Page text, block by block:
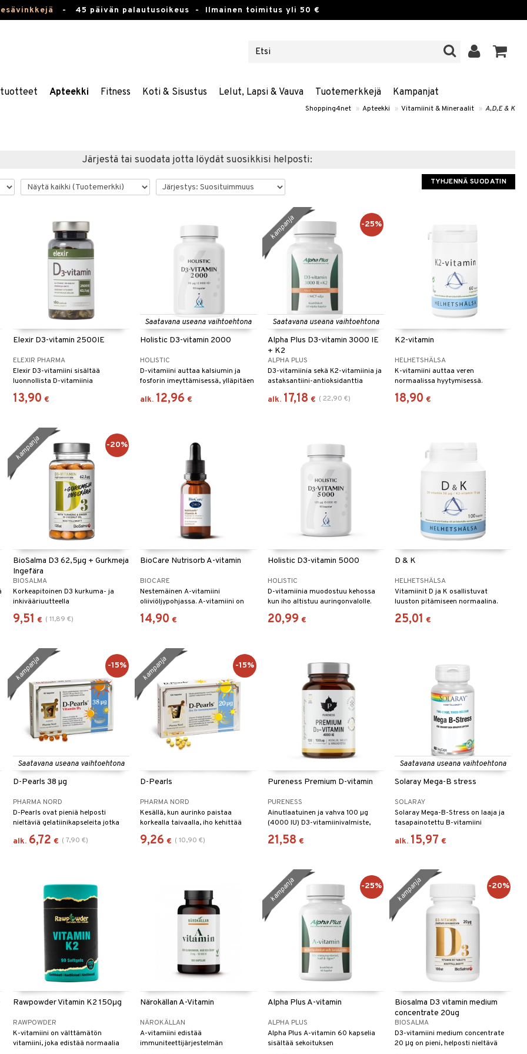
- 45 päivän palautusoikeus - Ilmainen toimitus yli 50 €
Apteekki Fitness Koti & Sisustus Lelut, Lapsi & Vauva Tuotemerkkejä Kampanjat
Shopping4net » Apteekki » Vitamiinit & Mineraalit » A,D,E & K
Järjestä tai suodata jotta löydät suosikkisi helposti:
TYHJENNÄ SUODATIN
Elexir D3-vitamin 2500IE
ELEXIR PHARMA
Elexir D3-vitamiini sisältää
luonnollista D-vitamiinia
kookosöljypohjassa paremman
imeytymisen takaamiseksi.
13,90 €
Saatavana useana vaihtoehtona
Holistic D3-vitamin 2000
HOLISTIC
D-vitamiini auttaa kalsiumin ja
fosforin imeyttämisessä, ylläpitäen
normaalin luuston.
alk. 12,96 €
Saatavana useana vaihtoehtona
Alpha Plus D3-vitamin 3000 IE
+ K2
ALPHA PLUS
D3-vitamiinia sekä K2-vitamiinia ja
astaksantiini-antioksidanttia
kookosöljyssä.
alk. 17,18 € ( 22,90 €)
kampanja -25%
K2-vitamin
HELHETSHÄLSA
K-vitamiini auttaa veren
normaalissa hyytymisessä.
18,90 €
BioSalma D3 62,5µg + Gurkmeja
Ingefära
BIOSALMA
Korkeapitoinen D3 kurkuma- ja
inkivääriuutteella
9,51 € ( 11,89 €)
kampanja -20%
BioCare Nutrisorb A-vitamin
BIOCARE
Nestemäinen A-vitamiini
oliiviöljypohjassa. A-vitamiini on
rasvaliukoinen vitamiini, joka tukee
immuunijärjestelmää, tervettä ihoa
14,90 €
Holistic D3-vitamin 5000
HOLISTIC
D-vitamiinia muodostuu kehossa
kun iho altistuu auringonvalolle.
Talvikuukausina emme pysty
muodostamaan D-vitamiinia
20,99 €
D & K
HELHETSHÄLSA
Vitamiinit D ja K osallistuvat
luuston pitämiseen normaalina.
Sisältää 50 mcg D3-vitamiinia ja
75mcg K2-vitamiinia.
25,01 €
Saatavana useana vaihtoehtona
D-Pearls 38 µg
PHARMA NORD
D-Pearls ovat pieniä helposti
nieltäviä gelatiinikapseleita jotka
sisältävät 38 mikrogrammaa
luonnollista D3-vitamiinia
alk. 6,72 € ( 7,90 €)
kampanja -15%
D-Pearls
PHARMA NORD
Kesällä, kun aurinko paistaa
korkealla taivaalla, iho kehittää
runsaasti D-vitamiinia. Syksyllä,
talvella ja aikaisin keväällä on valon
vitamiinistatus sinulla on.
9,26 € ( 10,90 €)
kampanja -15%
Pureness Premium D-vitamin
PURENESS
Ainutlaatuinen ja vahva 100 µg
(4000 IU) D3-vitamiinivalmiste,
joka sisältää luonnollista A-
vitamiinia.
21,58 €
Saatavana useana vaihtoehtona
Solaray Mega-B stress
SOLARAY
Solaray Mega-B-Stress on laaja ja
tasapainotettu B-vitamiini
yhdistelmä joka sisältää kaikki
tärkeät B-vitamiinit. Solaray Mega-
sulavat ja imeytyvät kahdessa
vaiheessa.
alk. 15,97 €
Rawpowder Vitamin K2 150μg
RAWPOWDER
K-vitamiini on välttämätön
vitamiini, joka edistää normaalia
Närokällan A-Vitamin
NÄROKÄLLAN
A-vitamiini edistää
immuniteettijärjestelmän
Alpha Plus A-vitamin
ALPHA PLUS
Alpha Plus A-vitamin 60 kapselia
sisältää sekoituksen
kampanja -25%
Biosalma D3 vitamin medium
concentrate 20ug
BIOSALMA
D3-vitamiini medium concentrate
20 μg on pieni, helposti nieltävä
kampanja -20%